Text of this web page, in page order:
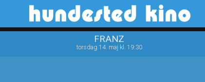
Hundested Kino
FRANZ
torsdag 14. maj kl. 19:30
front03-cc 055416